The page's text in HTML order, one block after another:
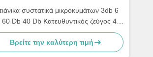
συστατικά μικροκυμάτων 3db 6
60 Db 40 Db Κατευθυντικός ζεύγος 40
Ghz 50 GHZ
Βρείτε την καλύτερη τιμή